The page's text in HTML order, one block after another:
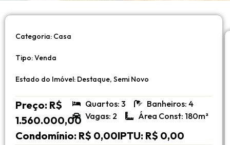
Categoria: Casa
Tipo:Venda
Estado do Imóvel: Destaque, Semi Novo
Preço: R$
1.560.000,00
Quartos: 3
Banheiros: 4
Vagas: 2
Área Const: 180m²
Condomínio: R$ 0,00IPTU: R$ 0,00